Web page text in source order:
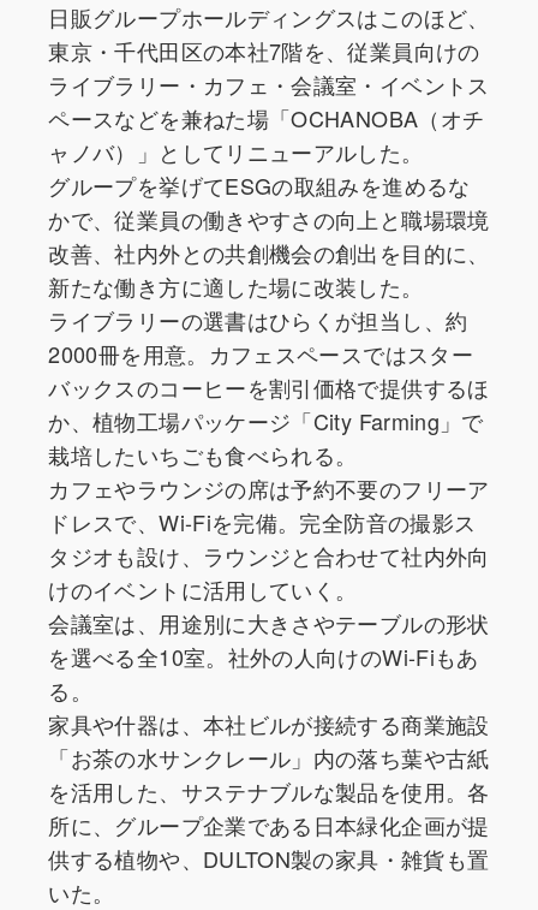
日販グループホールディングスはこのほど、
東京・千代田区の本社7階を、従業員向けの
ライブラリー・カフェ・会議室・イベントス
ペースなどを兼ねた場「OCHANOBA（オチ
ャノバ）」としてリニューアルした。
グループを挙げてESGの取組みを進めるな
かで、従業員の働きやすさの向上と職場環境
改善、社内外との共創機会の創出を目的に、
新たな働き方に適した場に改装した。
ライブラリーの選書はひらくが担当し、約
2000冊を用意。カフェスペースではスター
バックスのコーヒーを割引価格で提供するほ
か、植物工場パッケージ「City Farming」で
栽培したいちごも食べられる。
カフェやラウンジの席は予約不要のフリーア
ドレスで、Wi-Fiを完備。完全防音の撮影ス
タジオも設け、ラウンジと合わせて社内外向
けのイベントに活用していく。
会議室は、用途別に大きさやテーブルの形状
を選べる全10室。社外の人向けのWi-Fiもあ
る。
家具や什器は、本社ビルが接続する商業施設
「お茶の水サンクレール」内の落ち葉や古紙
を活用した、サステナブルな製品を使用。各
所に、グループ企業である日本緑化企画が提
供する植物や、DULTON製の家具・雑貨も置
いた。